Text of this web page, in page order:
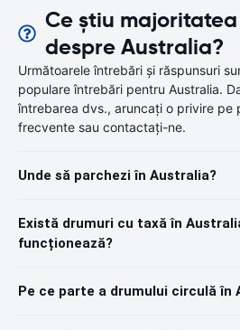
Ce știu
despre Australia?
Următoarele întrebări și răspunsuri
populare întrebări pentru Australia.
întrebarea dvs., aruncați o privire pe
frecvente sau contactați-ne.
Unde să parchezi în Australia?
Există drumuri cu taxă în
funcționează?
Pe ce parte a drumului circulă în